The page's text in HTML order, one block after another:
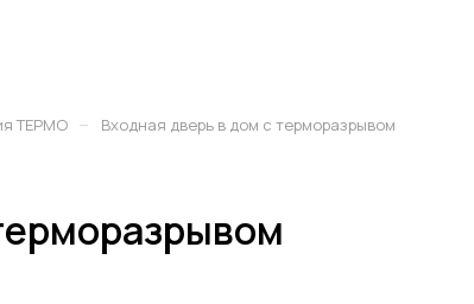
ТЕРМО –
Входная дверь в дом с терморазрывом